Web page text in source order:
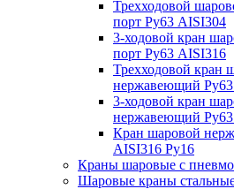
Трехходовой
порт Ру63 AISI304
3-ходовой кран
порт Ру63 AISI316
Трехходовой кран
нержавеющий
3-ходовой кран
нержавеющий
Кран шаровой
AISI316 Ру16
Краны шаровые с
Шаровые краны